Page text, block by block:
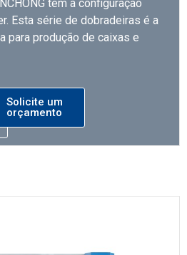
tem a configuração
Esta série de dobradeiras é a
para produção de caixas e
Solicite um
orçamento